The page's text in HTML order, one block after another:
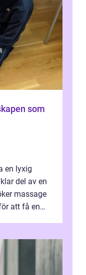
en lyxig
del av en
massage
att få en